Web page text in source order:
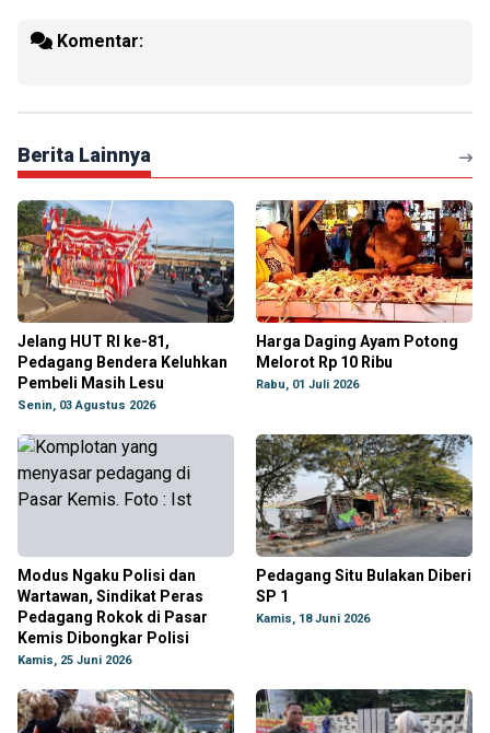
Komentar:
Berita Lainnya
Jelang HUT RI ke-81,
Pedagang Bendera Keluhkan
Pembeli Masih Lesu
Senin, 03 Agustus 2026
Harga Daging Ayam Potong
Melorot Rp 10 Ribu
Rabu, 01 Juli 2026
Modus Ngaku Polisi dan
Wartawan, Sindikat Peras
Pedagang Rokok di Pasar
Kemis Dibongkar Polisi
Kamis, 25 Juni 2026
Pedagang Situ Bulakan Diberi
SP 1
Kamis, 18 Juni 2026